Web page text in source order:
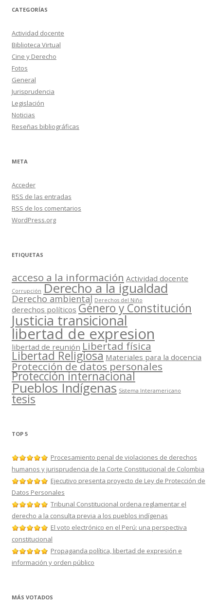
o
s
CATEGORÍAS
Actividad docente
Biblioteca Virtual
Cine y Derecho
Fotos
General
Jurisprudencia
Legislación
Noticias
Reseñas bibliográficas
META
Acceder
RSS de las entradas
RSS de los comentarios
WordPress.org
ETIQUETAS
acceso a la información Actividad docente
Corrupción Derecho a la igualdad
Derecho ambiental Derechos del Niño
derechos políticos Género y Constitución
Justicia transicional
libertad de expresion
libertad de reunión Libertad física
Libertad Religiosa Materiales para la docencia
Protección de datos personales
Protección internacional
Pueblos Indígenas Sistema Interamericano
tesis
TOP 5
Procesamiento penal de violaciones de derechos
humanos y jurisprudencia de la Corte Constitucional de Colombia
Ejecutivo presenta proyecto de Ley de Protección de
Datos Personales
Tribunal Constitucional ordena reglamentar el
derecho a la consulta previa a los pueblos indígenas
El voto electrónico en el Perú: una perspectiva
constitucional
Propaganda política, libertad de expresión e
información y orden público
MÁS VOTADOS